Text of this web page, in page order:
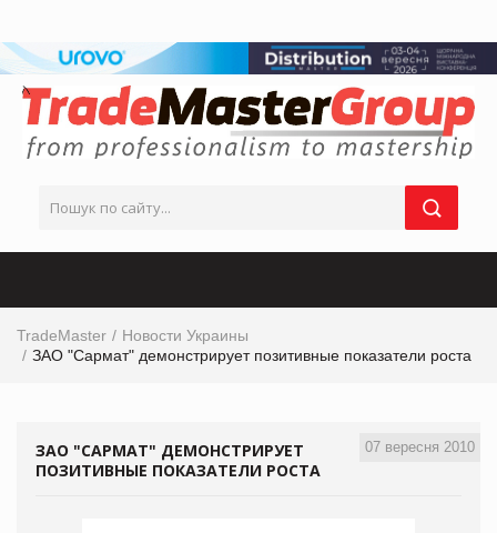
TradeMaster
Новости Украины
ЗАО "Сармат" демонстрирует позитивные показатели роста
07 вересня 2010
ЗАО "САРМАТ" ДЕМОНСТРИРУЕТ
ПОЗИТИВНЫЕ ПОКАЗАТЕЛИ РОСТА